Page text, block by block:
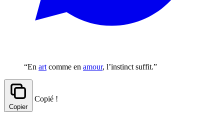
“En art comme en amour, l’instinct suffit.”
Copier
Copié !